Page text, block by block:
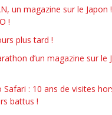
un magazine sur le Japon
!
plus tard !
d’un magazine sur le
Safari : 10 ans de visites
battus !